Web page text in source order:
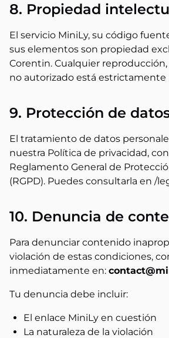
8. Propiedad
El servicio MiniLy, su código
sus elementos son propiedad
Corentin. Cualquier
no autorizado está estrictamente
9. Protección de
El tratamiento de datos
nuestra Política de privacidad,
Reglamento General de
(RGPD). Puedes consultarla en /
10. Denuncia de
Para denunciar contenido
violación de estas condiciones,
inmediatamente en:
Tu denuncia debe incluir:
El enlace MiniLy en cuestión
La naturaleza de la violación